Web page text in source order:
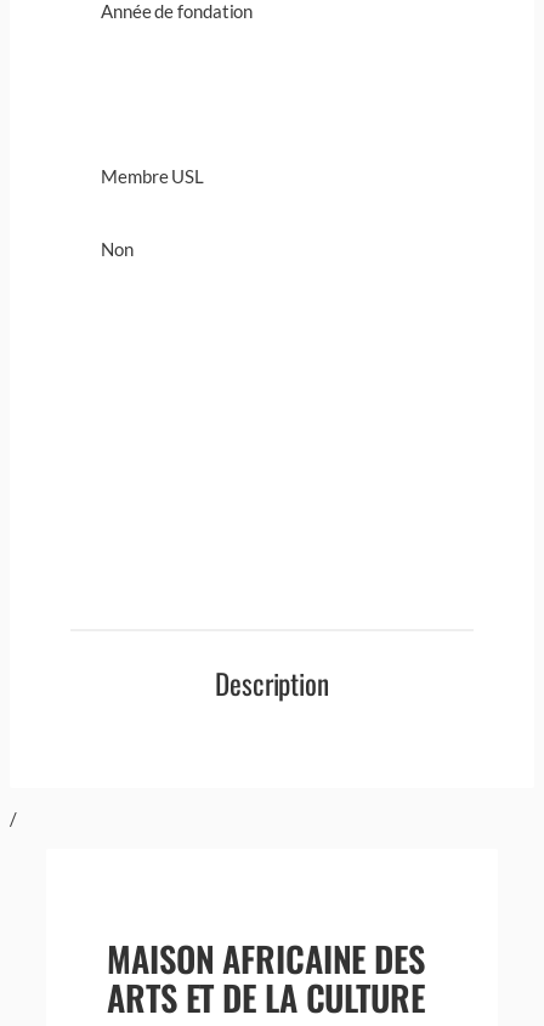
Année de fondation
Membre USL
Non
Description
/
MAISON AFRICAINE DES
ARTS ET DE LA CULTURE